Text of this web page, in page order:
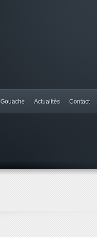
Gouache Actualités Contact